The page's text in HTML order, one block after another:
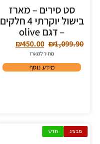
סט סירים – מארז
בישול יוקרתי 4 חלקים
– דגם olive
₪1,099.90
₪450.00
מחיר למארז
מידע נוסף
מבצע חדש